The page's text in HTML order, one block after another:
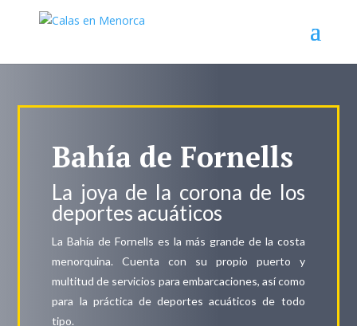
Bahía de Fornells
La joya de la corona de los
deportes acuáticos
La Bahía de Fornells es la más grande de la costa
menorquina. Cuenta con su propio puerto y
multitud de servicios para embarcaciones, así como
para la práctica de deportes acuáticos de todo
tipo.